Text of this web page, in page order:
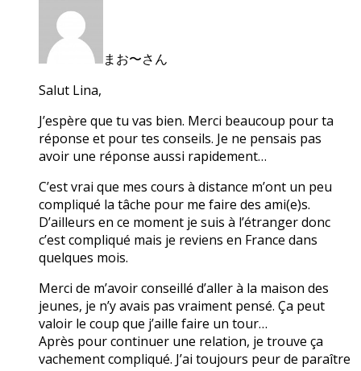
まお〜さん
Salut Lina,
J’espère que tu vas bien. Merci beaucoup pour ta
réponse et pour tes conseils. Je ne pensais pas
avoir une réponse aussi rapidement…
C’est vrai que mes cours à distance m’ont un peu
compliqué la tâche pour me faire des ami(e)s.
D’ailleurs en ce moment je suis à l’étranger donc
c’est compliqué mais je reviens en France dans
quelques mois.
Merci de m’avoir conseillé d’aller à la maison des
jeunes, je n’y avais pas vraiment pensé. Ça peut
valoir le coup que j’aille faire un tour…
Après pour continuer une relation, je trouve ça
vachement compliqué. J’ai toujours peur de paraître